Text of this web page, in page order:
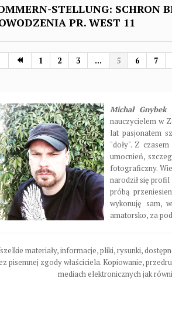
STELLUNG: SCHRON
PR. WEST 11
1 2 3 ... 5 6 7
Michał Gnybek
nauczycielem w
lat pasjonatem
"doły". Z
umocnień,
fotograficzny.
narodził się profil
próbą
wykonuję sam,
amatorsko, za
materiały, informacje, pliki, rysunki,
pisemnej zgody właściciela. Kopiowanie,
mediach elektronicznych jak